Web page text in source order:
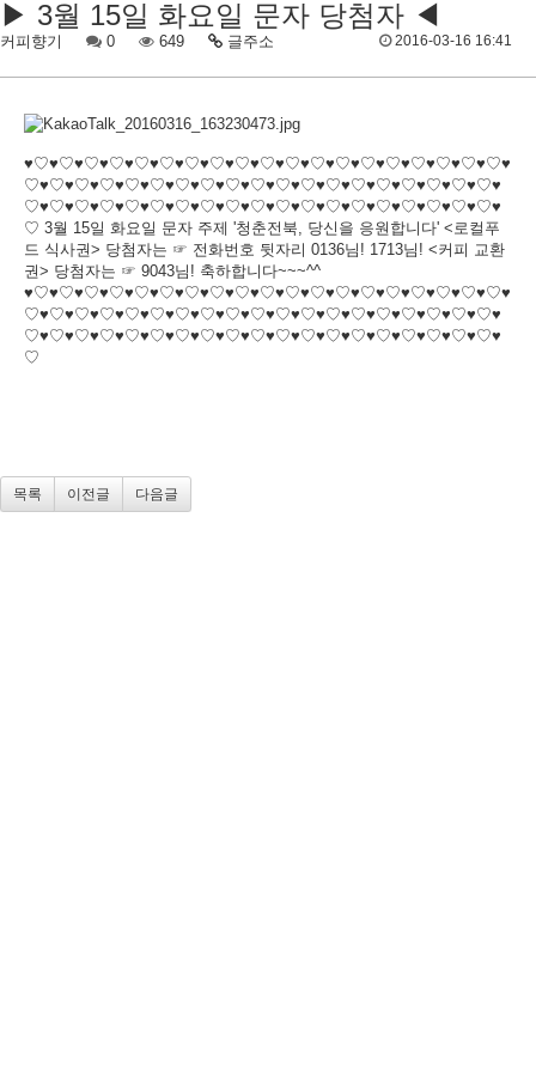
▶ 3월 15일 화요일 문자 당첨자 ◀
커피향기 0 649 글주소 2016-03-16 16:41
♥♡♥♡♥♡♥♡♥♡♥♡♥♡♥♡♥♡♥♡♥♡♥♡♥♡♥♡♥♡♥♡♥♡♥♡♥♡♥
♡♥♡♥♡♥♡♥♡♥♡♥♡♥♡♥♡♥♡♥♡♥♡♥♡♥♡♥♡♥♡♥♡♥♡♥♡♥
♡♥♡♥♡♥♡♥♡♥♡♥♡♥♡♥♡♥♡♥♡♥♡♥♡♥♡♥♡♥♡♥♡♥♡♥♡♥
♡ 3월 15일 화요일 문자 주제 '청춘전북, 당신을 응원합니다' <로컬푸
드 식사권> 당첨자는 ☞ 전화번호 뒷자리 0136님! 1713님! <커피 교환
권> 당첨자는 ☞ 9043님! 축하합니다~~~^^
♥♡♥♡♥♡♥♡♥♡♥♡♥♡♥♡♥♡♥♡♥♡♥♡♥♡♥♡♥♡♥♡♥♡♥♡♥♡♥
♡♥♡♥♡♥♡♥♡♥♡♥♡♥♡♥♡♥♡♥♡♥♡♥♡♥♡♥♡♥♡♥♡♥♡♥♡♥
♡♥♡♥♡♥♡♥♡♥♡♥♡♥♡♥♡♥♡♥♡♥♡♥♡♥♡♥♡♥♡♥♡♥♡♥♡♥
♡
목록 이전글 다음글